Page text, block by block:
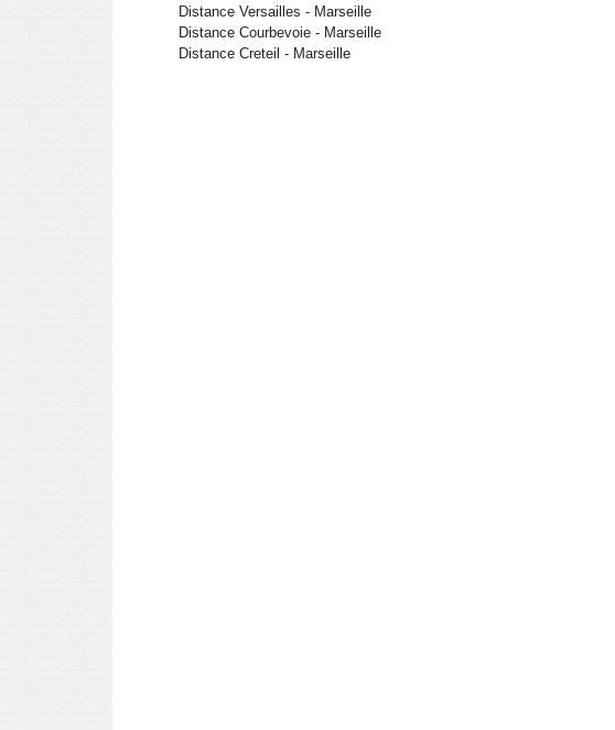
Distance Versailles - Marseille
Distance Courbevoie - Marseille
Distance Creteil - Marseille